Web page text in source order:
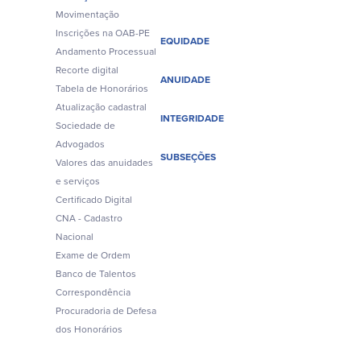
Movimentação
Inscrições na OAB-PE
Andamento Processual
Recorte digital
Tabela de Honorários
Atualização cadastral
Sociedade de
Advogados
Valores das anuidades
e serviços
Certificado Digital
CNA - Cadastro
Nacional
Exame de Ordem
Banco de Talentos
Correspondência
Procuradoria de Defesa
dos Honorários
EQUIDADE
ANUIDADE
INTEGRIDADE
SUBSEÇÕES